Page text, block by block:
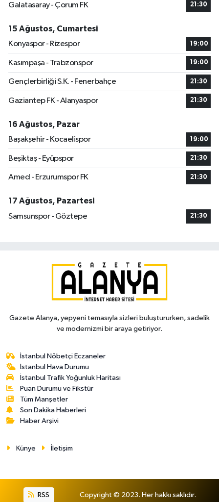
Galatasaray - Çorum FK
21:30
15 Ağustos, Cumartesi
Konyaspor - Rizespor
19:00
Kasımpaşa - Trabzonspor 19:00
Gençlerbirliği S.K. - Fenerbahçe 21:30
Gaziantep FK - Alanyaspor 21:30
16 Ağustos, Pazar
Başakşehir - Kocaelispor
19:00
Beşiktaş - Eyüpspor 21:30
Amed - Erzurumspor FK 21:30
17 Ağustos, Pazartesi
Samsunspor - Göztepe
21:30
Gazete Alanya, yepyeni temasıyla sizleri buluştururken, sadelik
ve modernizmi bir araya getiriyor.
İstanbul Nöbetçi Eczaneler
İstanbul Hava Durumu
İstanbul Trafik Yoğunluk Haritası
Puan Durumu ve Fikstür
Tüm Manşetler
Son Dakika Haberleri
Haber Arşivi
Künye İletişim
RSS Copyright © 2023. Her hakkı saklıdır.